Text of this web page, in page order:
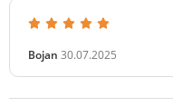
Bojan 30.07.2025